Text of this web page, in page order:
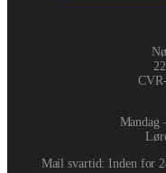
Mandag
Mail svartid: Inden for